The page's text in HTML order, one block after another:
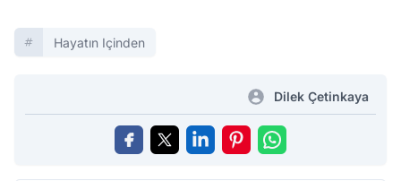
Hayatın Içinden
Dilek Çetinkaya